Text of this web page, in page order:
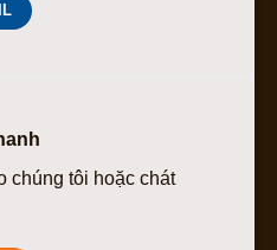
chúng tôi hoặc chát